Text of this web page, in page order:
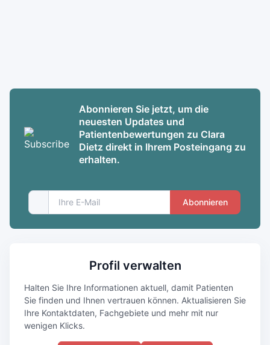
Abonnieren Sie jetzt, um die
neuesten Updates und
Patientenbewertungen zu Clara
Dietz direkt in Ihrem Posteingang zu
erhalten.
Abonnieren
Profil verwalten
Halten Sie Ihre Informationen aktuell, damit Patienten
Sie finden und Ihnen vertrauen können. Aktualisieren Sie
Ihre Kontaktdaten, Fachgebiete und mehr mit nur
wenigen Klicks.